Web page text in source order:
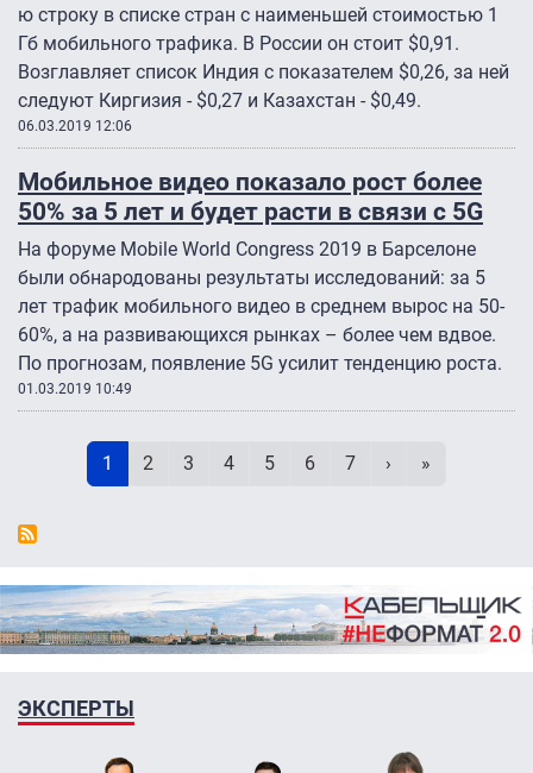
ю строку в списке стран с наименьшей стоимостью 1
Гб мобильного трафика. В России он стоит $0,91.
Возглавляет список Индия с показателем $0,26, за ней
следуют Киргизия - $0,27 и Казахстан - $0,49.
06.03.2019 12:06
Мобильное видео показало рост более
50% за 5 лет и будет расти в связи с 5G
На форуме Mobile World Congress 2019 в Барселоне
были обнародованы результаты исследований: за 5
лет трафик мобильного видео в среднем вырос на 50-
60%, а на развивающихся рынках – более чем вдвое.
По прогнозам, появление 5G усилит тенденцию роста.
01.03.2019 10:49
Текущая страница
1 Page
2 Page
3 Page
4 Page
5 Page
6 Page
7 Следующая
› Последняя
»
ЭКСПЕРТЫ